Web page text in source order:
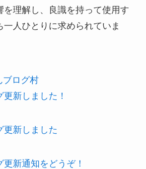
を理解し、良識を持って使用す
一人ひとりに求められていま
ブログ村
新しました！
更新しました
新通知をどうぞ！